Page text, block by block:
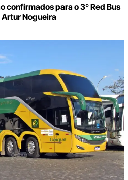
confirmados para o 3º Red Bus
Artur Nogueira